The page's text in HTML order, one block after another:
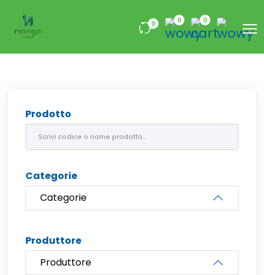
0 0 0
Prodotto
Categorie
Categorie
Produttore
Produttore